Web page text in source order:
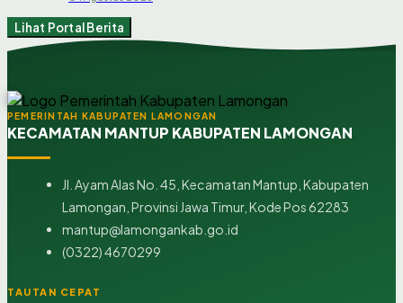
Lihat Portal Berita
PEMERINTAH KABUPATEN LAMONGAN
KECAMATAN MANTUP KABUPATEN LAMONGAN
Jl. Ayam Alas No. 45, Kecamatan Mantup, Kabupaten
Lamongan, Provinsi Jawa Timur, Kode Pos 62283
mantup@lamongankab.go.id
(0322) 4670299
TAUTAN CEPAT